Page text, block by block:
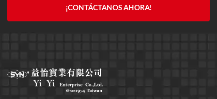
¡CONTÁCTANOS AHORA!